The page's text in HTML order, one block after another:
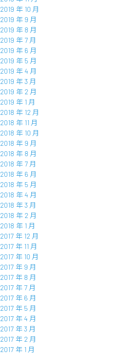
2019 年 10 月
2019 年 9 月
2019 年 8 月
2019 年 7 月
2019 年 6 月
2019 年 5 月
2019 年 4 月
2019 年 3 月
2019 年 2 月
2019 年 1 月
2018 年 12 月
2018 年 11 月
2018 年 10 月
2018 年 9 月
2018 年 8 月
2018 年 7 月
2018 年 6 月
2018 年 5 月
2018 年 4 月
2018 年 3 月
2018 年 2 月
2018 年 1 月
2017 年 12 月
2017 年 11 月
2017 年 10 月
2017 年 9 月
2017 年 8 月
2017 年 7 月
2017 年 6 月
2017 年 5 月
2017 年 4 月
2017 年 3 月
2017 年 2 月
2017 年 1 月